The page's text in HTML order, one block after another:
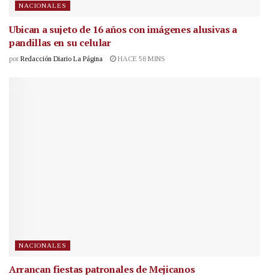
NACIONALES
Ubican a sujeto de 16 años con imágenes alusivas a
pandillas en su celular
por Redacción Diario La Página HACE 58 MINS
NACIONALES
Arrancan fiestas patronales de Mejicanos